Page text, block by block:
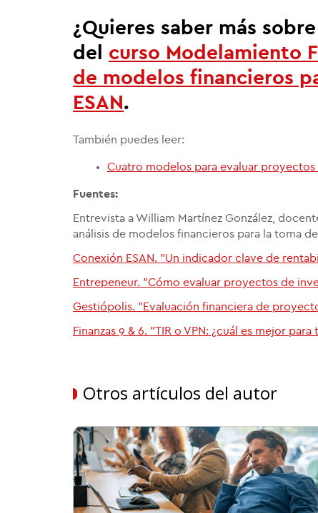
¿Quieres saber más
del curso Modelamiento
de modelos financieros
ESAN .
También puedes leer:
Cuatro modelos para evaluar proyectos
Fuentes:
Entrevista a William Martínez González,
análisis de modelos financieros para la toma
Conexión ESAN. "Un indicador clave de
Entrepeneur. "Cómo evaluar proyectos de
Gestiópolis. "Evaluación financiera de
Finanzas 9 & 6. "TIR o VPN: ¿cuál es mejor
Otros artículos del autor